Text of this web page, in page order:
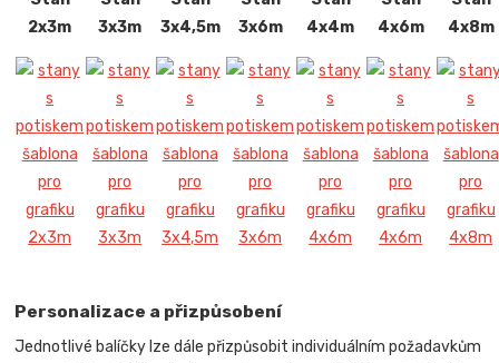
2x3m
3x3m
3x4,5m
3x6m
4x4m
4x6m
4x8m
Personalizace a přizpůsobení
Jednotlivé balíčky lze dále přizpůsobit individuálním požadavkům